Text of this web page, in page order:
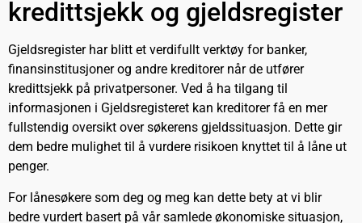
kredittsjekk og gjeldsregister
Gjeldsregister har blitt et verdifullt verktøy for banker,
finansinstitusjoner og andre kreditorer når de utfører
kredittsjekk på privatpersoner. Ved å ha tilgang til
informasjonen i Gjeldsregisteret kan kreditorer få en mer
fullstendig oversikt over søkerens gjeldssituasjon. Dette gir
dem bedre mulighet til å vurdere risikoen knyttet til å låne ut
penger.
For lånesøkere som deg og meg kan dette bety at vi blir
bedre vurdert basert på vår samlede økonomiske situasjon,